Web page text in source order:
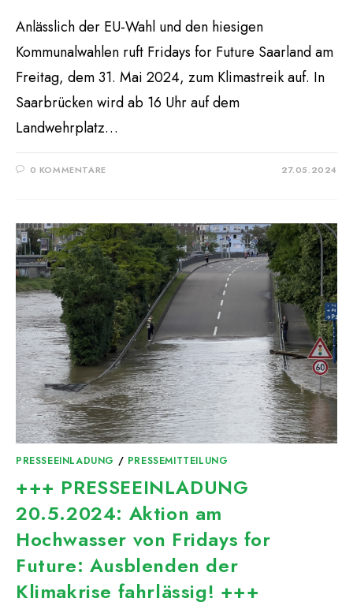
Anlässlich der EU-Wahl und den hiesigen
Kommunalwahlen ruft Fridays for Future Saarland am
Freitag, dem 31. Mai 2024, zum Klimastreik auf. In
Saarbrücken wird ab 16 Uhr auf dem
Landwehrplatz…
0 KOMMENTARE 27.05.2024
PRESSEEINLADUNG / PRESSEMITTEILUNG
+++ PRESSEEINLADUNG
20.5.2024: Aktion am
Hochwasser von Fridays for
Future: Ausblenden der
Klimakrise fahrlässig! +++